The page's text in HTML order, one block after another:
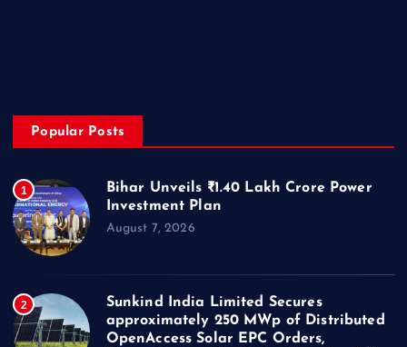
Popular Posts
1
Bihar Unveils ₹1.40 Lakh Crore Power
Investment Plan
August 7, 2026
2
Sunkind India Limited Secures
approximately 250 MWp of Distributed
OpenAccess Solar EPC Orders,